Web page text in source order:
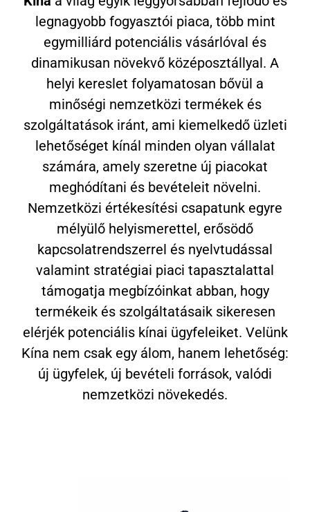
legnagyobb fogyasztói piaca, több mint
egymilliárd potenciális vásárlóval és
dinamikusan növekvő középosztállyal. A
helyi kereslet folyamatosan bővül a
minőségi nemzetközi termékek és
szolgáltatások iránt, ami kiemelkedő üzleti
lehetőséget kínál minden olyan vállalat
számára, amely szeretne új piacokat
meghódítani és bevételeit növelni.
Nemzetközi értékesítési csapatunk egyre
mélyülő helyismerettel, erősödő
kapcsolatrendszerrel és nyelvtudással
valamint stratégiai piaci tapasztalattal
támogatja megbízóinkat abban, hogy
termékeik és szolgáltatásaik sikeresen
elérjék potenciális kínai ügyfeleiket. Velünk
Kína nem csak egy álom, hanem lehetőség:
új ügyfelek, új bevételi források, valódi
nemzetközi növekedés.